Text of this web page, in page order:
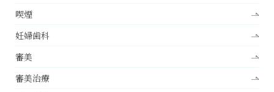
喫煙
妊婦歯科
審美
審美治療